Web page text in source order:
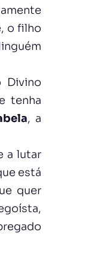
o filho
Divino
tenha
, a
a lutar
está
quer